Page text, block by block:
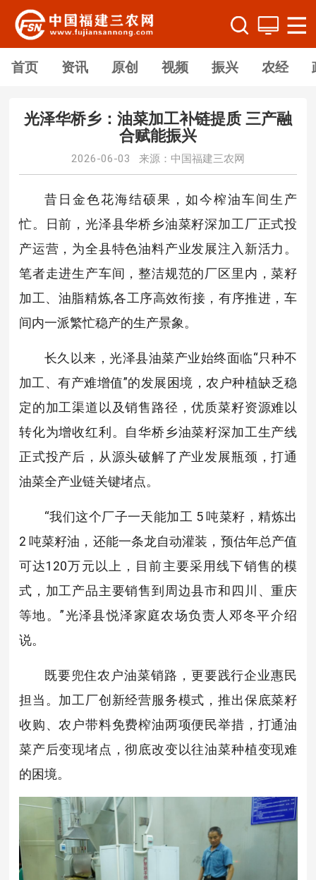
首页 资讯 原创 视频 振兴 农经
光泽华桥乡：油菜加工补链提质 三产融
合赋能振兴
2026-06-03 来源：中国福建三农网
昔日金色花海结硕果，如今榨油车间生产
忙。日前，光泽县华桥乡油菜籽深加工厂正式投
产运营，为全县特色油料产业发展注入新活力。
笔者走进生产车间，整洁规范的厂区里内，菜籽
加工、油脂精炼,各工序高效衔接，有序推进，车
间内一派繁忙稳产的生产景象。
长久以来，光泽县油菜产业始终面临“只种不
加工、有产难增值”的发展困境，农户种植缺乏稳
定的加工渠道以及销售路径，优质菜籽资源难以
转化为增收红利。自华桥乡油菜籽深加工生产线
正式投产后，从源头破解了产业发展瓶颈，打通
油菜全产业链关键堵点。
“我们这个厂子一天能加工 5 吨菜籽，精炼出
2 吨菜籽油，还能一条龙自动灌装，预估年总产值
可达120万元以上，目前主要采用线下销售的模
式，加工产品主要销售到周边县市和四川、重庆
等地。”光泽县悦泽家庭农场负责人邓冬平介绍
说。
既要兜住农户油菜销路，更要践行企业惠民
担当。加工厂创新经营服务模式，推出保底菜籽
收购、农户带料免费榨油两项便民举措，打通油
菜产后变现堵点，彻底改变以往油菜种植变现难
的困境。